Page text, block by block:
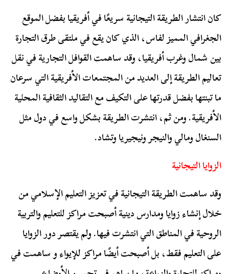
كان انتشار الطريقة التيجانية سريعًا في أفريقيا بفضل الموقع
الجغرافي المميز لفاس، الذي كان يقع في ملتقى طرق التجارة
بين شمال وغرب أفريقيا، وقد ساهمت القوافل التجارية في نقل
تعاليم الطريقة إلى العديد من المجتمعات الأفريقية التي سرعان
ما تبنتها بفضل قدرتها على التكيف مع التقاليد الثقافية المحلية
الأفريقية. ومن ثم، انتشرت الطريقة بشكل واسع في دول مثل
السنغال ومالي والنيجر ونيجيريا وتشاد.
الزوايا التيجانية
وقد ساهمت الطريقة التيجانية في تعزيز التعليم الإسلامي من
خلال إنشاء زوايا ومدارس دينية أصبحت مراكز للتعليم والتربية
الروحية في المناطق التي انتشرت فيها. ولم يقتصر دور الزوايا
على التعليم فقط، بل أصبحت أيضًا مراكز للإيواء و ساهمت في